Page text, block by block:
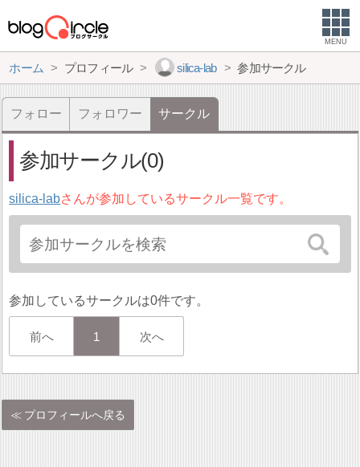
MENU
ホーム プロフィール silica-lab 参加サークル
フォロー フォロワー サークル
参加サークル(0)
silica-labさんが参加しているサークル一覧です。
参加しているサークルは0件です。
前へ 1 次へ
プロフィールへ戻る